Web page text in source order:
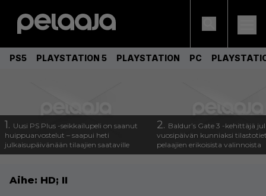
PS5 PLAYSTATION 5 PLAYSTATION PC
1. Uusi PS Plus -seikkailupeli on saanut
huippuarvostelut – saapui heti
julkaisupäivänään tilaajien saataville
2. Baldur’s Gate 3 -kehittäjä
vuosipäivän kunniaksi
pelaajien erikoisista valinnoista
Aihe: HD; II